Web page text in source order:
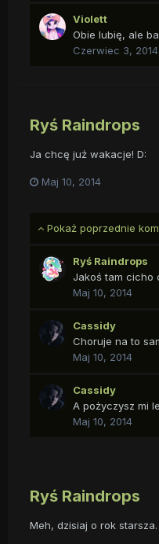
Violett
Obie lubię, ale
Czerwiec 3, 2014
Ryś Raindrops
Ja chcę już wakacje! D:
Maj 10, 2014
Pokaż poprzednie
Ryś Raindrops
Jakoś tam cicho
Maj 10, 2014
Cassidy
Choruje na to
Maj 10, 2014
Cassidy
A pożyczysz mi
Maj 10, 2014
Ryś Raindrops
Meh, dzisiaj o rok starsza.